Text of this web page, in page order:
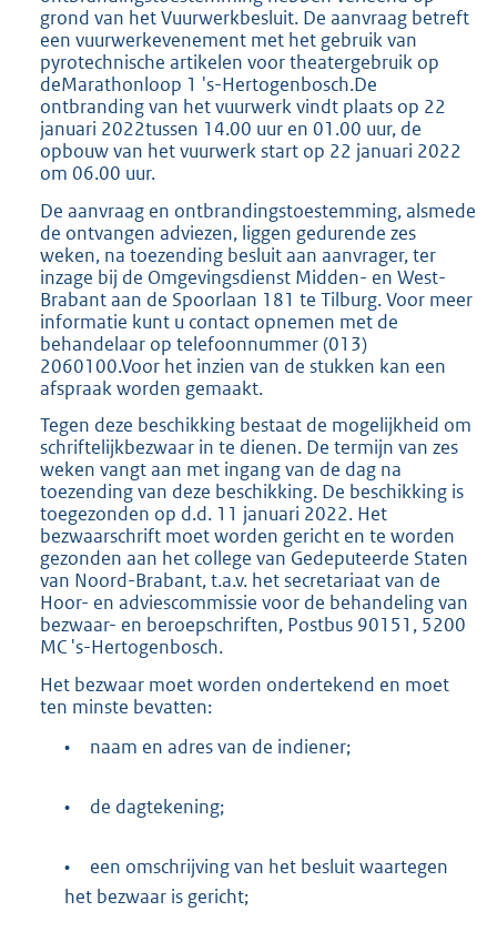
grond van het Vuurwerkbesluit. De aanvraag betreft
een vuurwerkevenement met het gebruik van
pyrotechnische artikelen voor theatergebruik op
deMarathonloop 1 's-Hertogenbosch.De
ontbranding van het vuurwerk vindt plaats op 22
januari 2022tussen 14.00 uur en 01.00 uur, de
opbouw van het vuurwerk start op 22 januari 2022
om 06.00 uur.
De aanvraag en ontbrandingstoestemming, alsmede
de ontvangen adviezen, liggen gedurende zes
weken, na toezending besluit aan aanvrager, ter
inzage bij de Omgevingsdienst Midden- en West-
Brabant aan de Spoorlaan 181 te Tilburg. Voor meer
informatie kunt u contact opnemen met de
behandelaar op telefoonnummer (013)
2060100.Voor het inzien van de stukken kan een
afspraak worden gemaakt.
Tegen deze beschikking bestaat de mogelijkheid om
schriftelijkbezwaar in te dienen. De termijn van zes
weken vangt aan met ingang van de dag na
toezending van deze beschikking. De beschikking is
toegezonden op d.d. 11 januari 2022. Het
bezwaarschrift moet worden gericht en te worden
gezonden aan het college van Gedeputeerde Staten
van Noord-Brabant, t.a.v. het secretariaat van de
Hoor- en adviescommissie voor de behandeling van
bezwaar- en beroepschriften, Postbus 90151, 5200
MC 's-Hertogenbosch.
Het bezwaar moet worden ondertekend en moet
ten minste bevatten:
•
naam en adres van de indiener;
• de dagtekening;
•
een omschrijving van het besluit waartegen
het bezwaar is gericht;